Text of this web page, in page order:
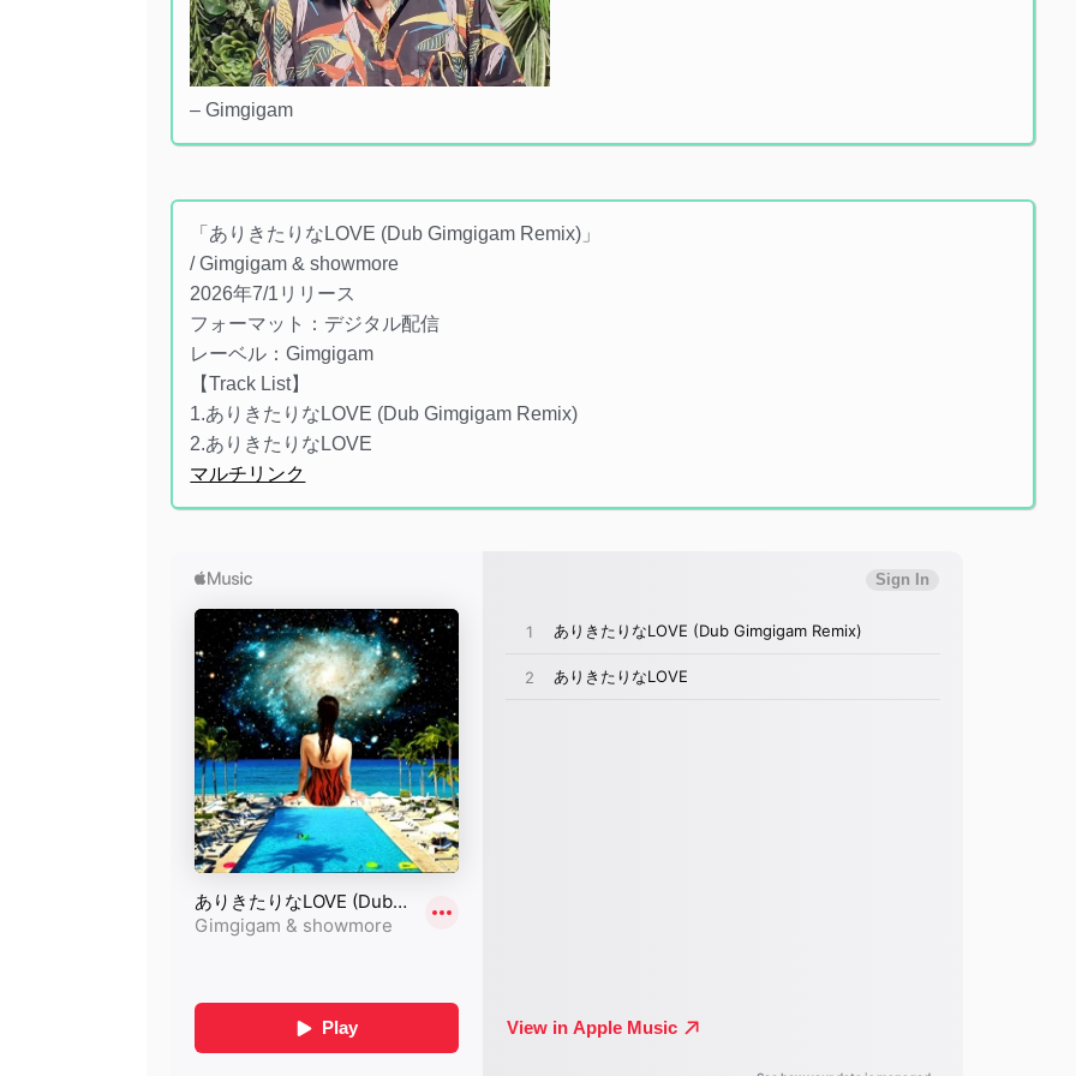
– Gimgigam
「ありきたりなLOVE (Dub Gimgigam Remix)」
/ Gimgigam & showmore
2026年7/1リリース
フォーマット：デジタル配信
レーベル：Gimgigam
【Track List】
1.ありきたりなLOVE (Dub Gimgigam Remix)
2.ありきたりなLOVE
マルチリンク